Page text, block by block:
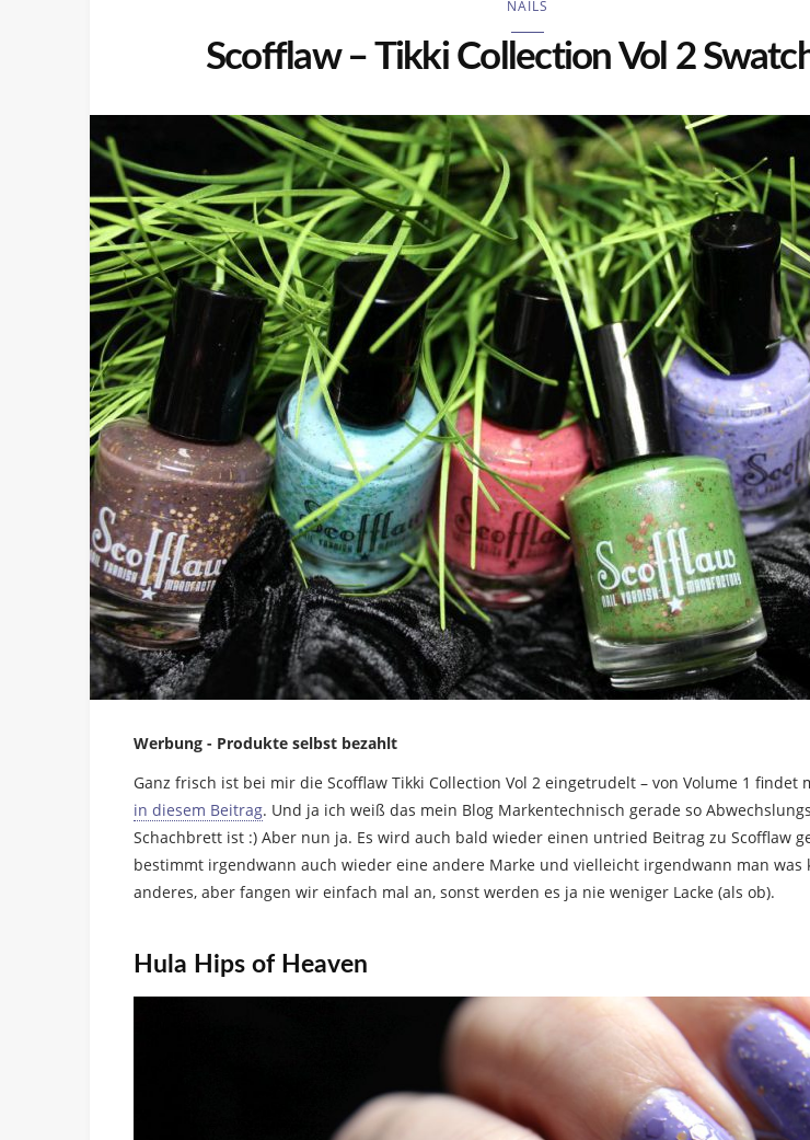
NAILS
Scofflaw – Tikki Collection Vol 2
Werbung - Produkte selbst bezahlt
Ganz frisch ist bei mir die Scofflaw Tikki Collection Vol 2 eingetrudelt – von Volume 1 findet
in diesem Beitrag. Und ja ich weiß das mein Blog Markentechnisch gerade so
Schachbrett ist :) Aber nun ja. Es wird auch bald wieder einen untried Beitrag zu Scofflaw
bestimmt irgendwann auch wieder eine andere Marke und vielleicht irgendwann man was
anderes, aber fangen wir einfach mal an, sonst werden es ja nie weniger Lacke (als ob).
Hula Hips of Heaven